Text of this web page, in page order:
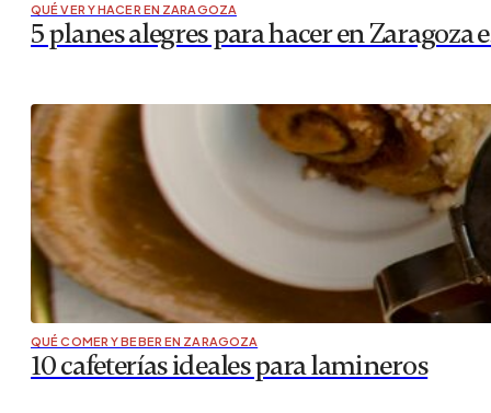
QUÉ VER Y HACER EN ZARAGOZA
5 planes alegres para hacer en Zaragoza
QUÉ COMER Y BEBER EN ZARAGOZA
10 cafeterías ideales para lamineros